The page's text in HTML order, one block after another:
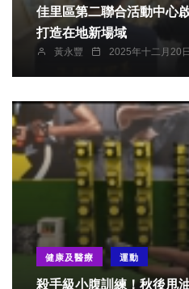
佳里區第二聯合活動中心
打造在地新場域
黃永豐 2025年十二月20日
健康及醫療 運動
殺手級小腹訓練！秋後甩